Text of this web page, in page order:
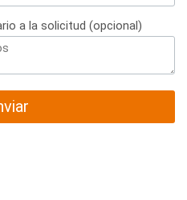
a la solicitud (opcional)